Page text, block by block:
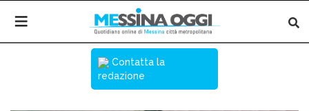
Contatta la
redazione